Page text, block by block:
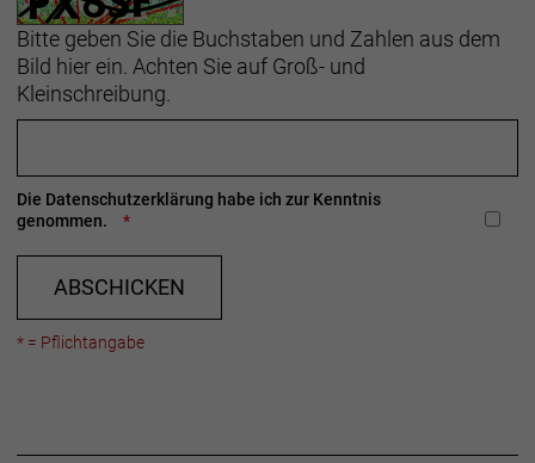
Bitte geben Sie die Buchstaben und Zahlen aus dem
Bild hier ein. Achten Sie auf Groß- und
Kleinschreibung.
Die Datenschutzerklärung habe ich zur Kenntnis
genommen.
ABSCHICKEN
* = Pflichtangabe